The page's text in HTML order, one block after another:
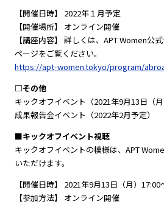
【開催日時】 2022年１月予定
【開催場所】 オンライン開催
【講座内容】 詳しくは、APT Women公
ページをご覧ください。
https://apt-women.tokyo/program/
□その他
キックオフイベント（2021年9月13日（月
成果報告会イベント（2022年2月予定）
■キックオフイベント視聴
キックオフイベントの模様は、APT
いただけます。
【開催日時】 2021年9月13日（月）17:00
【参加方法】 オンライン開催